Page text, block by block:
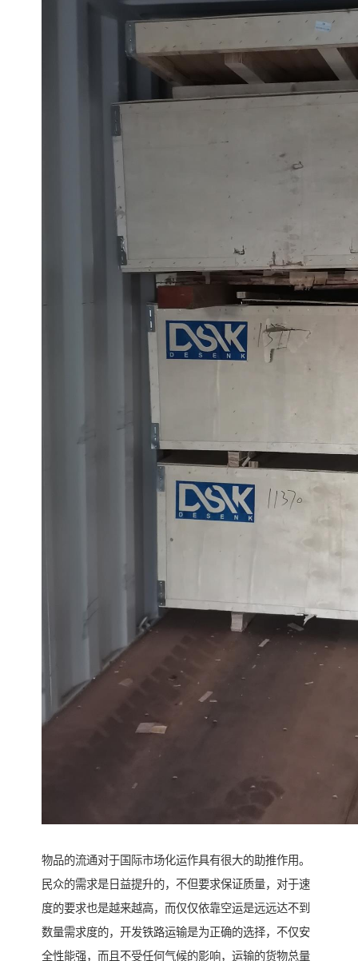
物品的流通对于国际市场化运作具有很大的助推作用。
民众的需求是日益提升的，不但要求保证质量，对于速
度的要求也是越来越高，而仅仅依靠空运是远远达不到
数量需求度的，开发铁路运输是为正确的选择，不仅安
全性能强，而且不受任何气候的影响，运输的货物总量